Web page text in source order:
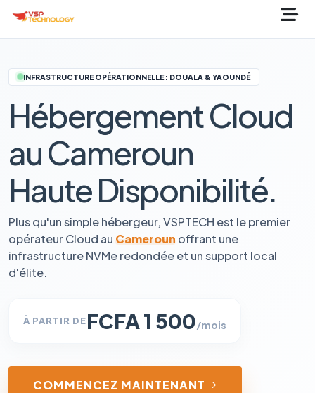
INFRASTRUCTURE OPÉRATIONNELLE : DOUALA & YAOUNDÉ
Hébergement Cloud
au Cameroun
Haute Disponibilité.
Plus qu'un simple hébergeur, VSPTECH est le premier
opérateur Cloud au Cameroun offrant une
infrastructure NVMe redondée et un support local
d'élite.
À PARTIR DEFCFA 1 500/mois
COMMENCEZ MAINTENANT